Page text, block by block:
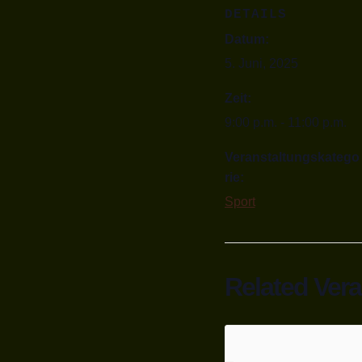
DETAILS
Datum:
5. Juni, 2025
Zeit:
9:00 p.m. - 11:00 p.m.
Veranstaltungskatego
rie:
Sport
Related